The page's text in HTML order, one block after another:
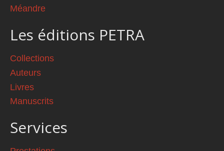
Méandre
Les éditions PETRA
Collections
Auteurs
Livres
Manuscrits
Services